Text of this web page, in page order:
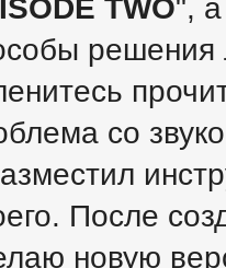
TWO",
со
После
новую